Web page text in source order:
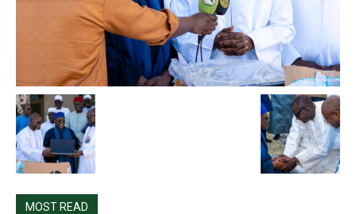
MOST READ